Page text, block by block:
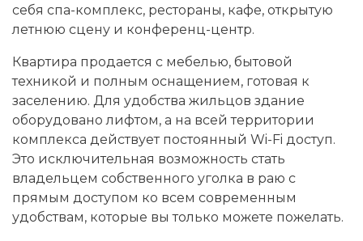
себя спа-комплекс, рестораны, кафе, открытую
летнюю сцену и конференц-центр.
Квартира продается с мебелью, бытовой
техникой и полным оснащением, готовая к
заселению. Для удобства жильцов здание
оборудовано лифтом, а на всей территории
комплекса действует постоянный Wi-Fi доступ.
Это исключительная возможность стать
владельцем собственного уголка в раю с
прямым доступом ко всем современным
удобствам, которые вы только можете пожелать.